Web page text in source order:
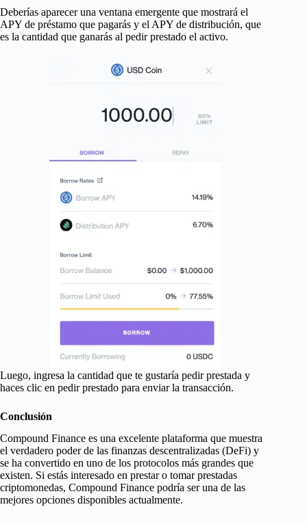
Deberías aparecer una ventana emergente que mostrará el
APY de préstamo que pagarás y el APY de distribución, que
es la cantidad que ganarás al pedir prestado el activo.
Luego, ingresa la cantidad que te gustaría pedir prestada y
haces clic en pedir prestado para enviar la transacción.
Conclusión
Compound Finance es una excelente plataforma que muestra
el verdadero poder de las finanzas descentralizadas (DeFi) y
se ha convertido en uno de los protocolos más grandes que
existen. Si estás interesado en prestar o tomar prestadas
criptomonedas, Compound Finance podría ser una de las
mejores opciones disponibles actualmente.